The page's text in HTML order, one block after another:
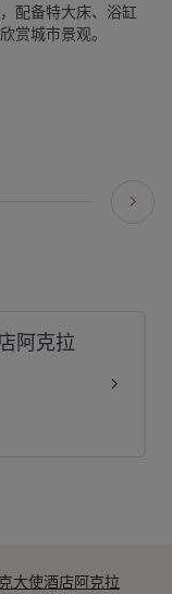
配备特大床、浴缸
赏城市景观。
阿克拉
大使酒店阿克拉